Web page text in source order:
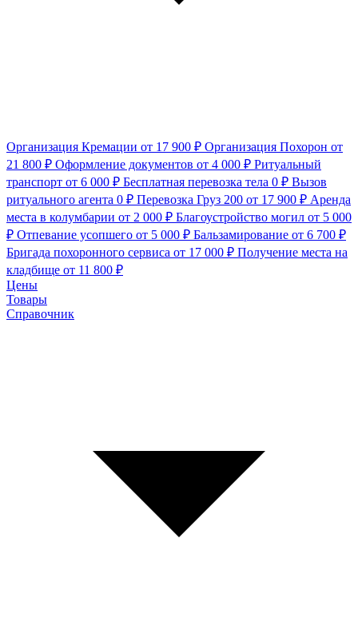
Организация Кремации от 17 900 ₽ Организация Похорон от
21 800 ₽ Оформление документов от 4 000 ₽ Ритуальный
транспорт от 6 000 ₽ Бесплатная перевозка тела 0 ₽ Вызов
ритуального агента 0 ₽ Перевозка Груз 200 от 17 900 ₽ Аренда
места в колумбарии от 2 000 ₽ Благоустройство могил от 5 000
₽ Отпевание усопшего от 5 000 ₽ Бальзамирование от 6 700 ₽
Бригада похоронного сервиса от 17 000 ₽ Получение места на
кладбище от 11 800 ₽
Цены
Товары
Справочник